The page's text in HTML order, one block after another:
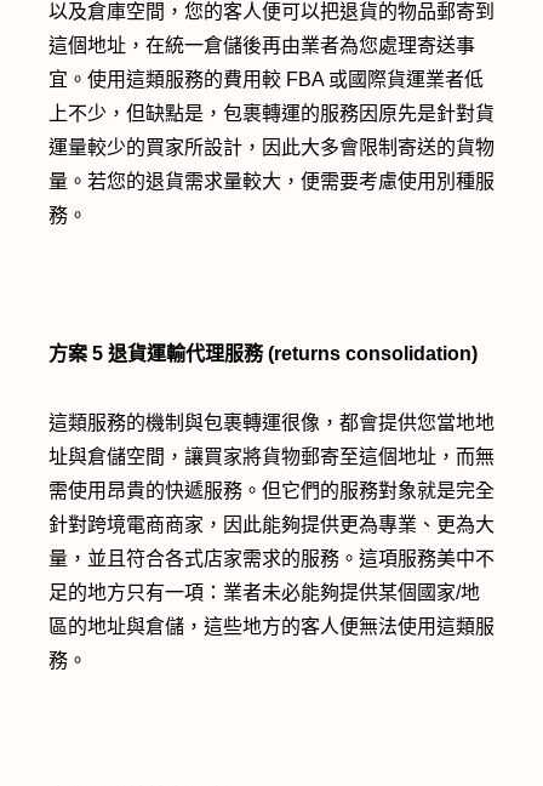
以及倉庫空間，您的客人便可以把退貨的物品郵寄到
這個地址，在統一倉儲後再由業者為您處理寄送事
宜。使用這類服務的費用較 FBA 或國際貨運業者低
上不少，但缺點是，包裹轉運的服務因原先是針對貨
運量較少的買家所設計，因此大多會限制寄送的貨物
量。若您的退貨需求量較大，便需要考慮使用別種服
務。
方案 5 退貨運輸代理服務 (returns consolidation)
這類服務的機制與包裹轉運很像，都會提供您當地地
址與倉儲空間，讓買家將貨物郵寄至這個地址，而無
需使用昂貴的快遞服務。但它們的服務對象就是完全
針對跨境電商商家，因此能夠提供更為專業、更為大
量，並且符合各式店家需求的服務。這項服務美中不
足的地方只有一項：業者未必能夠提供某個國家/地
區的地址與倉儲，這些地方的客人便無法使用這類服
務。